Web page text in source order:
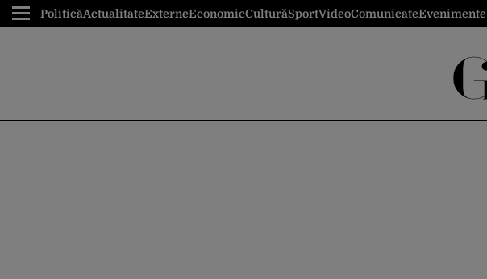
PoliticăActualitateExterneEconomicCulturăSportVideoComunicateEvenimente